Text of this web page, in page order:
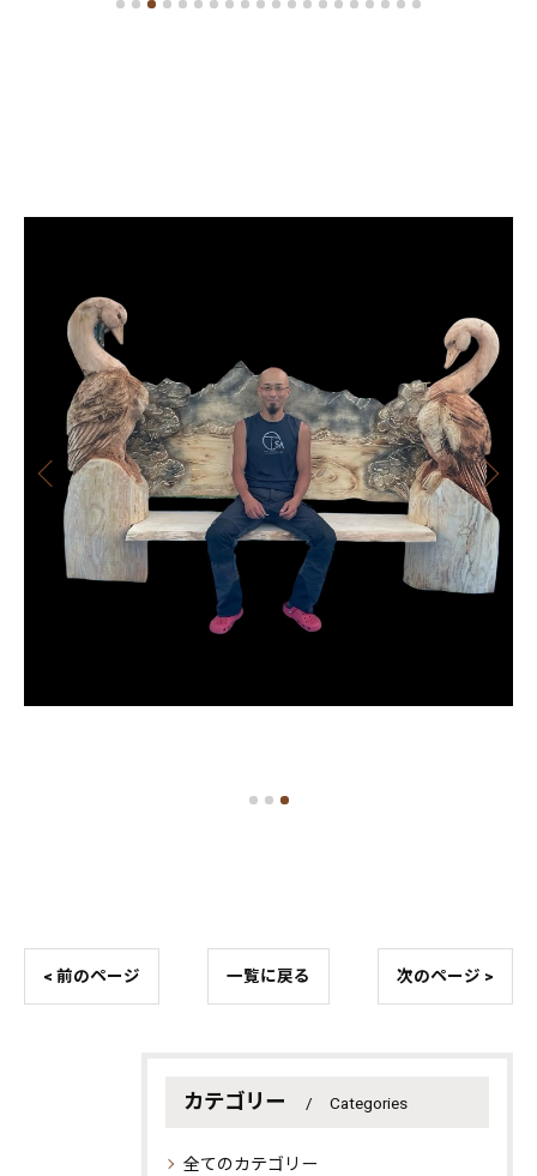
< 前のページ 一覧に戻る 次のページ >
カテゴリー Categories
全てのカテゴリー